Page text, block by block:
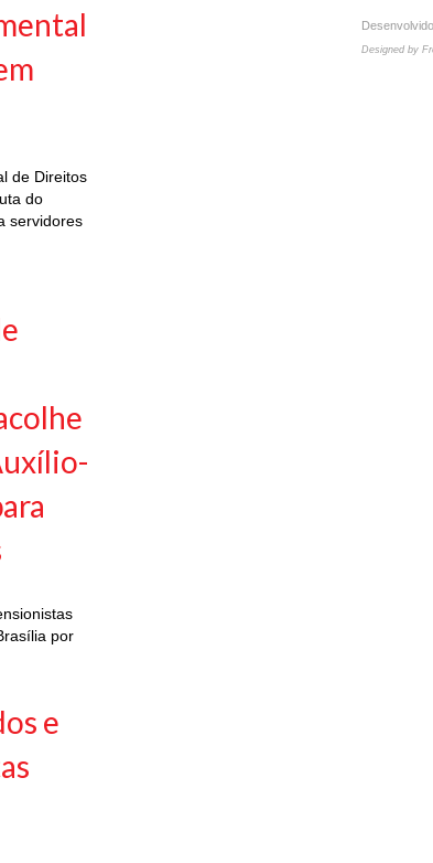
e
Designed by